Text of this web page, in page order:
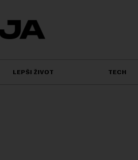
LEPŠI ŽIVOT TECH